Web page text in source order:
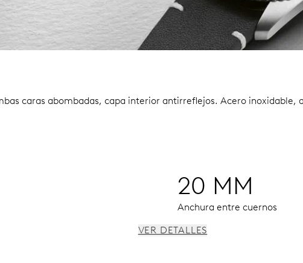
caras abombadas, capa interior antirreflejos. Acero inoxidable,
20 MM
Anchura entre cuernos
VER DETALLES